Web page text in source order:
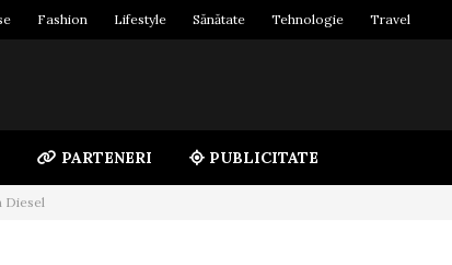
Fashion Lifestyle Sănătate Tehnologie Travel
PARTENERI PUBLICITATE
Diesel